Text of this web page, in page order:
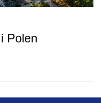
Polen